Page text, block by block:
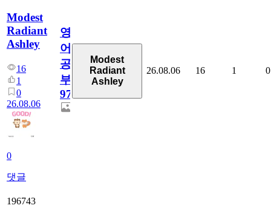
Modest
Radiant
Ashley
16
1
0
26.08.06
0
댓글
영
어
공
부
97
Modest
Radiant
Ashley
26.08.06 16 1 0
196743